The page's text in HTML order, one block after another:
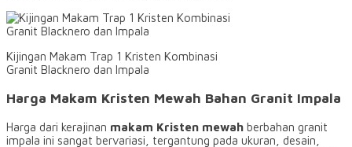
Kijingan Makam Trap 1 Kristen Kombinasi
Granit Blacknero dan Impala
Harga Makam Kristen Mewah Bahan Granit Impala
Harga dari kerajinan makam Kristen mewah berbahan granit
impala ini sangat bervariasi, tergantung pada ukuran, desain,